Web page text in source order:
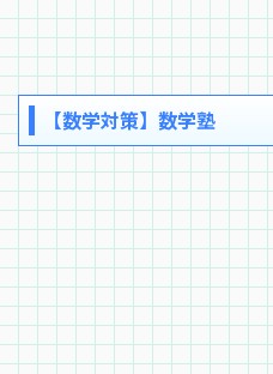
【数学対策】数学塾